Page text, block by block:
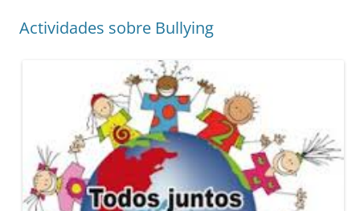
Actividades sobre Bullying